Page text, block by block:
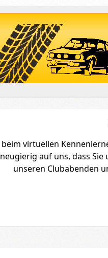
beim virtuellen
neugierig auf uns, dass
unseren Clubabenden